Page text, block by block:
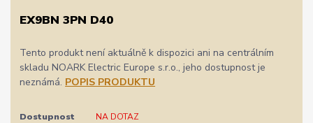
EX9BN 3PN D40
Tento produkt není aktuálně k dispozici ani na centrálním
skladu NOARK Electric Europe s.r.o., jeho dostupnost je
neznámá. POPIS PRODUKTU
Dostupnost NA DOTAZ